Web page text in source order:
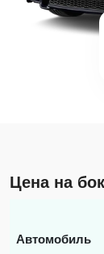
Цена на
Автомобиль